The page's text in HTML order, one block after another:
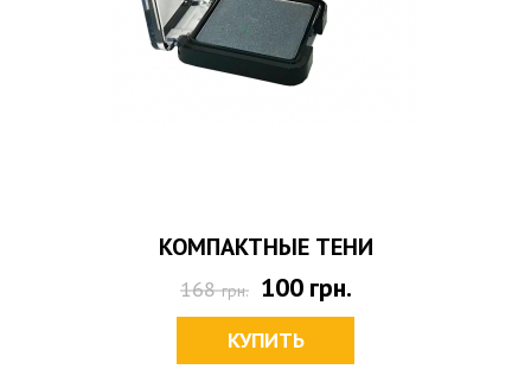
КОМПАКТНЫЕ ТЕНИ
168 грн. 100 грн.
КУПИТЬ